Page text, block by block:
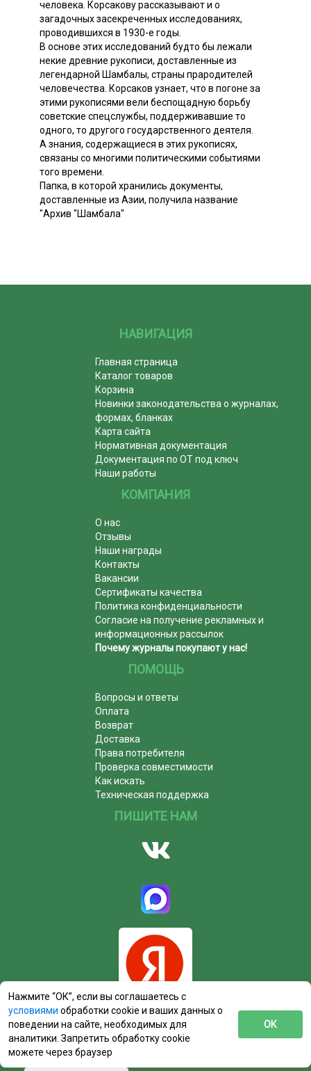
человека. Корсакову рассказывают и о
загадочных засекреченных исследованиях,
проводившихся в 1930-е годы.
В основе этих исследований будто бы лежали
некие древние рукописи, доставленные из
легендарной Шамбалы, страны прародителей
человечества. Корсаков узнает, что в погоне за
этими рукописями вели беспощадную борьбу
советские спецслужбы, поддерживавшие то
одного, то другого государственного деятеля.
А знания, содержащиеся в этих рукописях,
связаны со многими политическими событиями
того времени.
Папка, в которой хранились документы,
доставленные из Азии, получила название
"Архив "Шамбала"
НАВИГАЦИЯ
Главная страница
Каталог товаров
Корзина
Новинки законодательства о журналах,
формах, бланках
Карта сайта
Нормативная документация
Документация по ОТ под ключ
Наши работы
КОМПАНИЯ
О нас
Отзывы
Наши награды
Контакты
Вакансии
Сертификаты качества
Политика конфиденциальности
Согласие на получение рекламных и
информационных рассылок
Почему журналы покупают у нас!
ПОМОЩЬ
Вопросы и ответы
Оплата
Возврат
Доставка
Права потребителя
Проверка совместимости
Как искать
Техническая поддержка
ПИШИТЕ НАМ
Нажмите “ОК”, если вы соглашаетесь с
условиями обработки cookie и ваших данных о
поведении на сайте, необходимых для
аналитики. Запретить обработку cookie
можете через браузер
ОК